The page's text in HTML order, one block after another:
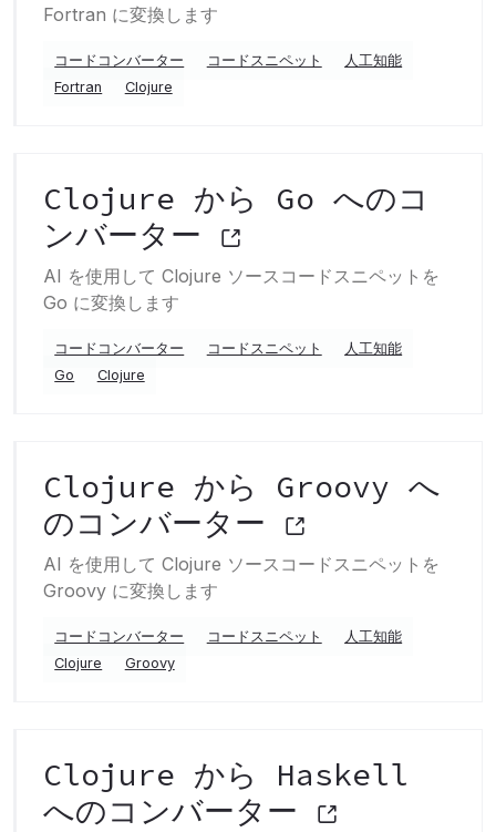
Fortran に変換します
コードコンバーター コードスニペット
人工知能
Fortran
Clojure
Clojure から Go へのコ
ンバーター
AI を使用して Clojure ソースコードスニペットを
Go に変換します
コードコンバーター コードスニペット
人工知能
Go
Clojure
Clojure から Groovy へ
のコンバーター
AI を使用して Clojure ソースコードスニペットを
Groovy に変換します
コードコンバーター コードスニペット
人工知能
Clojure
Groovy
Clojure から Haskell
へのコンバーター